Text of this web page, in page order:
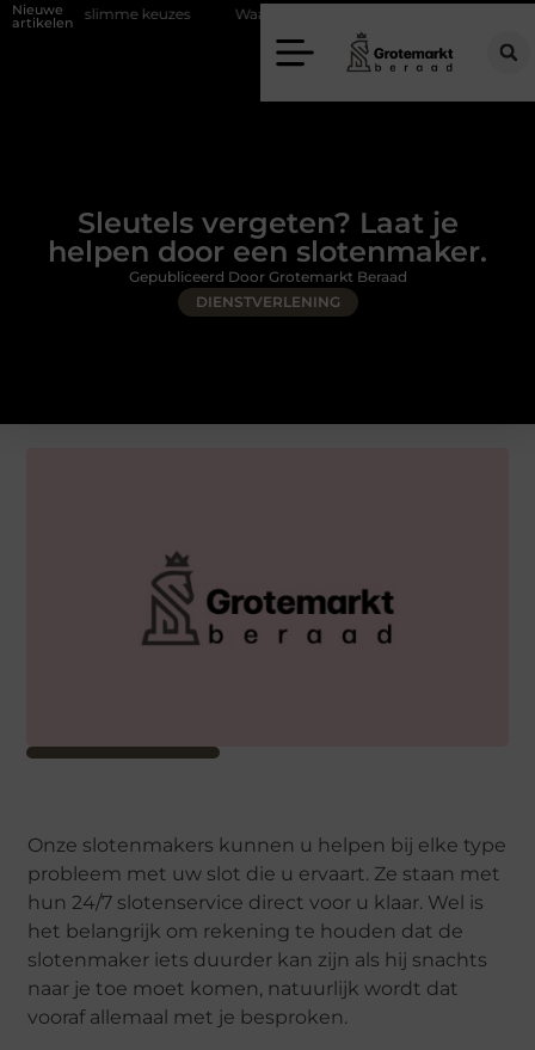
Nieuwe
artikelen
keuzes Waarom kiezen voor een rijschool in Utrecht?
Sleutels vergeten? Laat je
helpen door een slotenmaker.
DIENSTVERLENING
Gepubliceerd Door Grotemarkt Beraad
Onze slotenmakers kunnen u helpen bij elke type
probleem met uw slot die u ervaart. Ze staan met
hun 24/7 slotenservice direct voor u klaar. Wel is
het belangrijk om rekening te houden dat de
slotenmaker iets duurder kan zijn als hij snachts
naar je toe moet komen, natuurlijk wordt dat
vooraf allemaal met je besproken.